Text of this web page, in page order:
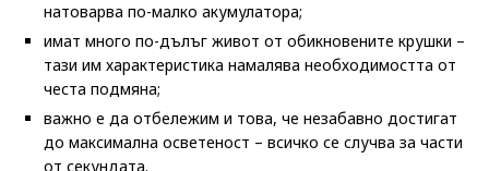
натоварва по-малко акумулатора;
имат много по-дълъг живот от обикновените крушки –
тази им характеристика намалява необходимостта от
честа подмяна;
важно е да отбележим и това, че незабавно достигат
до максимална осветеност – всичко се случва за части
от секундата.